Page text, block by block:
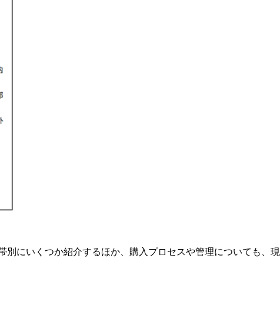
にいくつか紹介するほか、購入プロセスや管理についても、